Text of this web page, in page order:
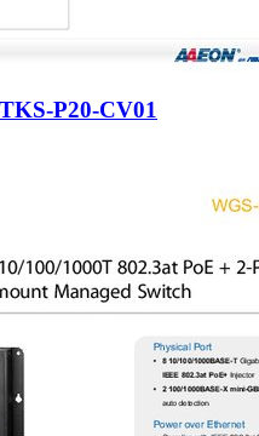
P20-CV01